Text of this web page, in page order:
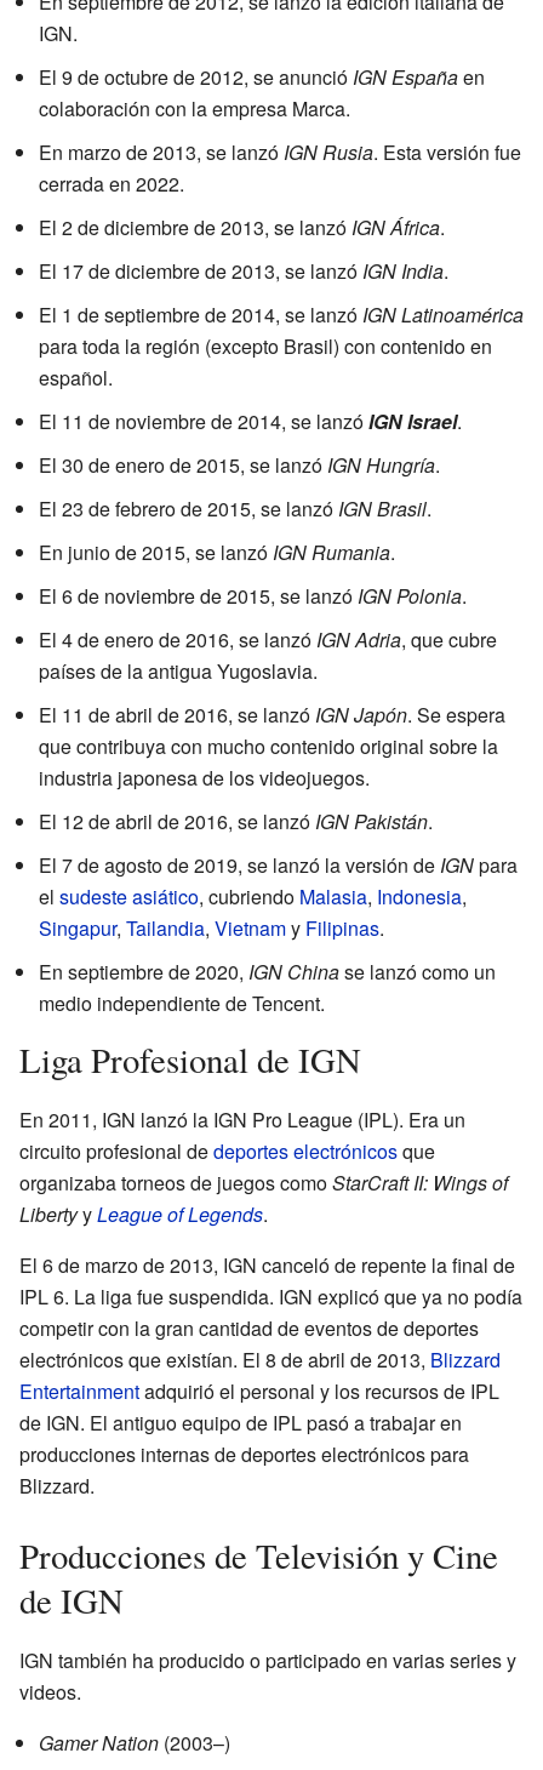
IGN.
El 9 de octubre de 2012, se anunció IGN Españaen
colaboración con la empresa Marca.
En marzo de 2013, se lanzó IGN Rusia. Esta versión fue
cerrada en 2022.
El 2 de diciembre de 2013, se lanzó IGN África.
El 17 de diciembre de 2013, se lanzó IGN India.
El 1 de septiembre de 2014, se lanzó IGN Latinoamérica
para toda la región (excepto Brasil) con contenido en
español.
El 11 de noviembre de 2014, se lanzóIGN Israel.
El 30 de enero de 2015, se lanzó IGN Hungría.
El 23 de febrero de 2015, se lanzó IGN Brasil.
En junio de 2015, se lanzó IGN Rumania.
El 6 de noviembre de 2015, se lanzó IGN Polonia.
El 4 de enero de 2016, se lanzó IGN Adria, que cubre
países de la antigua Yugoslavia.
El 11 de abril de 2016, se lanzó IGN Japón. Se espera
que contribuya con mucho contenido original sobre la
industria japonesa de los videojuegos.
El 12 de abril de 2016, se lanzó IGN Pakistán.
El 7 de agosto de 2019, se lanzó la versión de IGNpara
el sudeste asiático, cubriendo Malasia, Indonesia,
Singapur, Tailandia, Vietnamy Filipinas.
En septiembre de 2020, IGN Chinase lanzó como un
medio independiente de Tencent.
Liga Profesional de IGN
En 2011, IGN lanzó la IGN Pro League (IPL). Era un
circuito profesional dedeportes electrónicosque
organizaba torneos de juegos comoStarCraft II: Wings of
LibertyyLeague of Legends.
El 6 de marzo de 2013, IGN canceló de repente la final de
IPL 6. La liga fue suspendida. IGN explicó que ya no podía
competir con la gran cantidad de eventos de deportes
electrónicos que existían. El 8 de abril de 2013, Blizzard
Entertainmentadquirió el personal y los recursos de IPL
de IGN. El antiguo equipo de IPL pasó a trabajar en
producciones internas de deportes electrónicos para
Blizzard.
Producciones de Televisión y Cine
de IGN
IGN también ha producido o participado en varias series y
videos.
Gamer Nation (2003–)